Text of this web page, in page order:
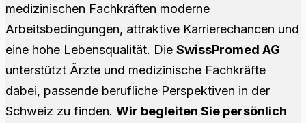
medizinischen Fachkräften moderne
Arbeitsbedingungen, attraktive Karrierechancen und
eine hohe Lebensqualität. Die SwissPromed AG
unterstützt Ärzte und medizinische Fachkräfte
dabei, passende berufliche Perspektiven in der
Schweiz zu finden. Wir begleiten Sie persönlich